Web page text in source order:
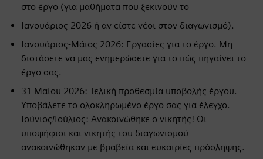
στο έργο (για μαθήματα που ξεκινούν το
Ιανουάριος 2026 ή αν είστε νέοι στον διαγωνισμό).
Ιανουάριος-Μάιος 2026: Εργασίες για το έργο. Μη
διστάσετε να μας ενημερώσετε για το πώς πηγαίνει το
έργο σας.
31 Μαΐου 2026: Τελική προθεσμία υποβολής έργου.
Υποβάλετε το ολοκληρωμένο έργο σας για έλεγχο.
Ιούνιος/Ιούλιος: Ανακοινώθηκε ο νικητής! Οι
υποψήφιοι και νικητής του διαγωνισμού
ανακοινώθηκαν με βραβεία και ευκαιρίες πρόσληψης.